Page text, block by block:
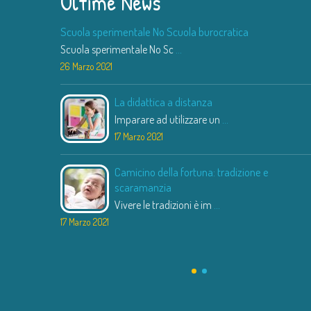
Scuola sperimentale No Scuola burocratica
Scuola sperimentale No Sc ...
26 Marzo 2021
La didattica a distanza
Imparare ad utilizzare un ...
17 Marzo 2021
Camicino della fortuna: tradizione e
scaramanzia
Vivere le tradizioni è im ...
17 Marzo 2021